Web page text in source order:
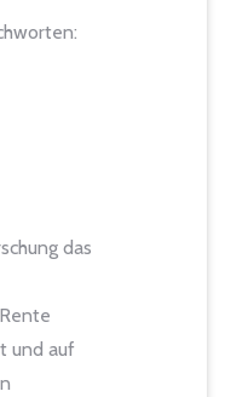
das
und auf